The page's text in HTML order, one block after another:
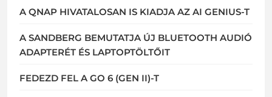
A QNAP HIVATALOSAN IS KIADJA AZ AI GENIUS-T
A SANDBERG BEMUTATJA ÚJ BLUETOOTH AUDIÓ
ADAPTERÉT ÉS LAPTOPTÖLTŐIT
FEDEZD FEL A GO 6 (GEN II)-T